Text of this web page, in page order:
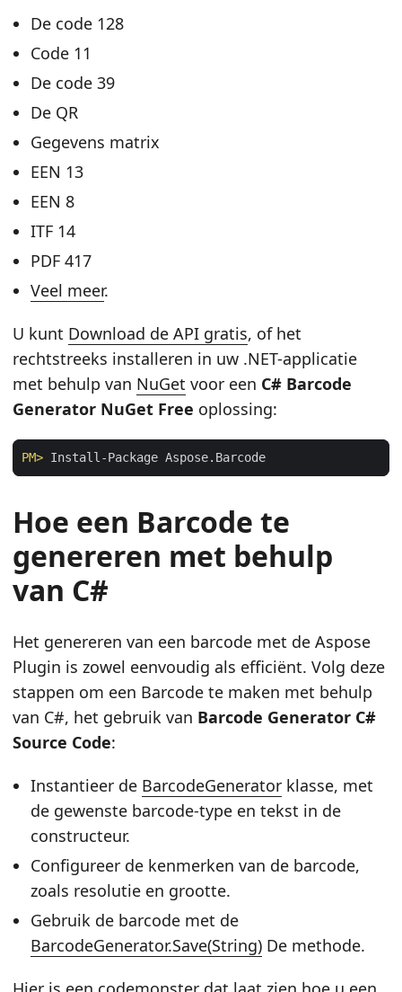
De code 128
Code 11
De code 39
De QR
Gegevens matrix
EEN 13
EEN 8
ITF 14
PDF 417
Veel meer.
U kunt Download de API gratis, of het
rechtstreeks installeren in uw .NET-applicatie
met behulp van NuGet voor een C# Barcode
Generator NuGet Free oplossing:
PM> Install-Package Aspose.Barcode
Hoe een Barcode te
genereren met behulp
van C#
Het genereren van een barcode met de Aspose
Plugin is zowel eenvoudig als efficiënt. Volg deze
stappen om een Barcode te maken met behulp
van C#, het gebruik van Barcode Generator C#
Source Code:
Instantieer de BarcodeGenerator klasse, met
de gewenste barcode-type en tekst in de
constructeur.
Configureer de kenmerken van de barcode,
zoals resolutie en grootte.
Gebruik de barcode met de
BarcodeGenerator.Save(String) De methode.